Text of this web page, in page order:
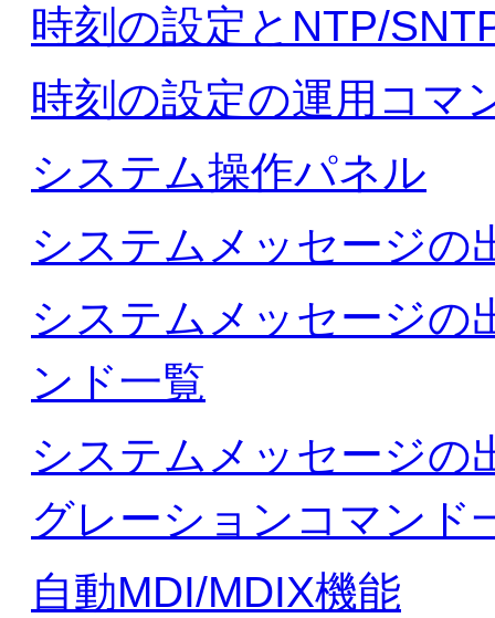
時刻の設定とNTP/
時刻の設定の運用コマ
システム操作パネル
システムメッセージの
システムメッセージの
ンド一覧
システムメッセージの
グレーションコマンド
自動MDI/MDIX機能